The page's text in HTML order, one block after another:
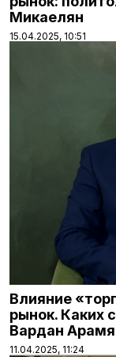
Микаелян
15.04.2025, 10:51
Влияние
рынок. Каких
Вардан
11.04.2025, 11:24